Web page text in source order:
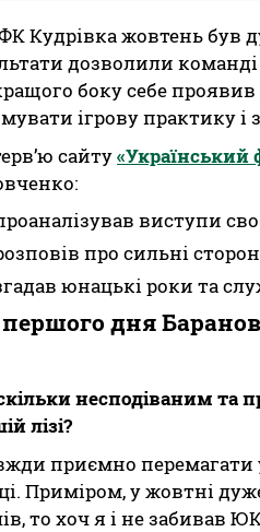
Кудрівка жовтень був
дозволили
боку себе
ігрову практику і
сайту«Український
виступи
про сильні
юнацькі роки та
першого дня
несподіваним
лізі?
приємно перемагати
Приміром, у жовтні
то хоч я і не забивав